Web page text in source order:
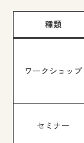
種類
ワークショップ
セミナー